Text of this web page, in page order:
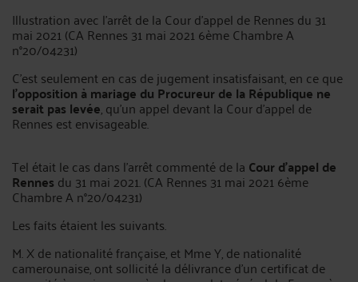
Illustration avec l’arrêt de la Cour d’appel de Rennes du 31
mai 2021 (CA Rennes 31 mai 2021 6ème Chambre A
n°20/04231)
C’est seulement en cas de jugement insatisfaisant, en ce que
l’opposition à mariage du Procureur de la République ne
serait pas levée, qu’un appel devant la Cour d’appel de
Rennes est envisageable.
Tel était le cas dans l’arrêt commenté de la Cour d’appel de
Rennes du 31 mai 2021. (CA Rennes 31 mai 2021 6ème
Chambre A n°20/04231)
Les faits étaient les suivants.
M. X de nationalité française, et Mme Y, de nationalité
camerounaise, ont sollicité la délivrance d'un certificat de